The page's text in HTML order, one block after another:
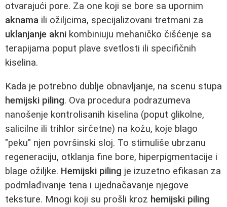
otvarajući pore. Za one koji se bore sa upornim
aknama ili ožiljcima, specijalizovani tretmani za
uklanjanje akni kombiniuju mehaničko čišćenje sa
terapijama poput plave svetlosti ili specifičnih
kiselina.
Kada je potrebno dublje obnavljanje, na scenu stupa
hemijski piling. Ova procedura podrazumeva
nanošenje kontrolisanih kiselina (poput glikolne,
salicilne ili trihlor sirčetne) na kožu, koje blago
"peku" njen površinski sloj. To stimuliše ubrzanu
regeneraciju, otklanja fine bore, hiperpigmentacije i
blage ožiljke. Hemijski piling je izuzetno efikasan za
podmlađivanje tena i ujednačavanje njegove
teksture. Mnogi koji su prošli kroz hemijski piling